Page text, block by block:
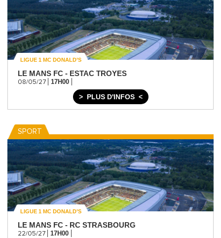
LIGUE 1 MC DONALD’S
LE MANS FC - ESTAC TROYES
08/05/27 17H00
PLUS D'INFOS
SPORT
LIGUE 1 MC DONALD’S
LE MANS FC - RC STRASBOURG
22/05/27 17H00